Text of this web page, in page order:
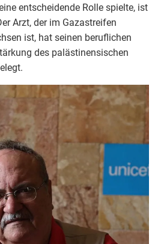
entscheidende Rolle spielte, ist
Arzt, der im Gazastreifen
ist, hat seinen beruflichen
des palästinensischen